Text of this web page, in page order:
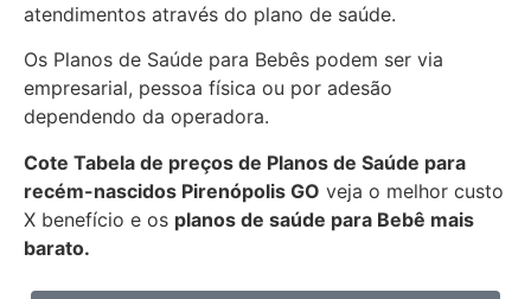
atendimentos através do plano de saúde.
Os Planos de Saúde para Bebês podem ser via
empresarial, pessoa física ou por adesão
dependendo da operadora.
Cote Tabela de preços de Planos de Saúde para
recém-nascidos Pirenópolis GO veja o melhor custo
X benefício e os planos de saúde para Bebê mais
barato.